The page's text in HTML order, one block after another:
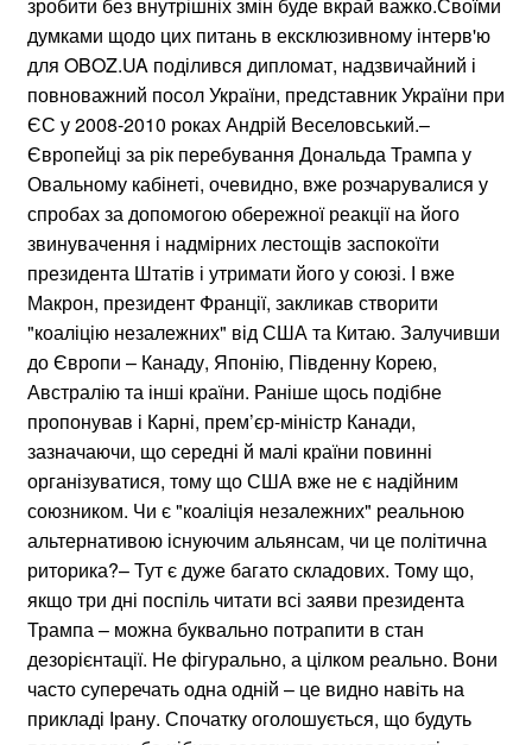
думками щодо цих питань в ексклюзивному інтерв'ю
для OBOZ.UA поділився дипломат, надзвичайний і
повноважний посол України, представник України при
ЄС у 2008-2010 роках Андрій Веселовський.–
Європейці за рік перебування Дональда Трампа у
Овальному кабінеті, очевидно, вже розчарувалися у
спробах за допомогою обережної реакції на його
звинувачення і надмірних лестощів заспокоїти
президента Штатів і утримати його у союзі. І вже
Макрон, президент Франції, закликав створити
"коаліцію незалежних" від США та Китаю. Залучивши
до Європи – Канаду, Японію, Південну Корею,
Австралію та інші країни. Раніше щось подібне
пропонував і Карні, прем’єр-міністр Канади,
зазначаючи, що середні й малі країни повинні
організуватися, тому що США вже не є надійним
союзником. Чи є "коаліція незалежних" реальною
альтернативою існуючим альянсам, чи це політична
риторика?– Тут є дуже багато складових. Тому що,
якщо три дні поспіль читати всі заяви президента
Трампа – можна буквально потрапити в стан
дезорієнтації. Не фігурально, а цілком реально. Вони
часто суперечать одна одній – це видно навіть на
прикладі Ірану. Спочатку оголошується, що будуть